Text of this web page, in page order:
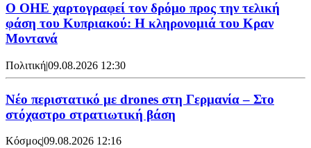
Ο ΟΗΕ χαρτογραφεί τον δρόμο προς την τελική
φάση του Κυπριακού: Η κληρονομιά του Κραν
Μοντανά
Πολιτική|09.08.2026 12:30
Νέο περιστατικό με drones στη Γερμανία – Στο
στόχαστρο στρατιωτική βάση
Κόσμος|09.08.2026 12:16